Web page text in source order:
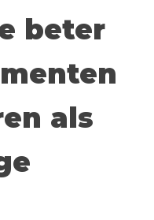
beter
als